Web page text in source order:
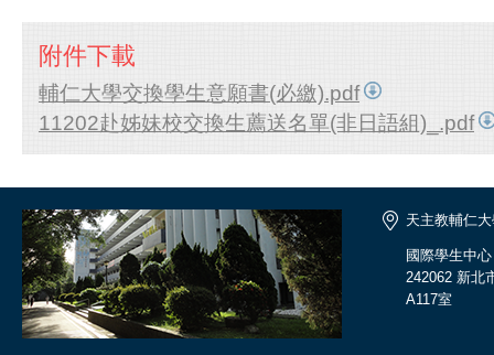
附件下載
輔仁大學交換學生意願書(必繳).pdf
11202赴姊妹校交換生薦送名單(非日語組)_.pdf
天主教輔仁
國際學生中心
242062 新北
A117室